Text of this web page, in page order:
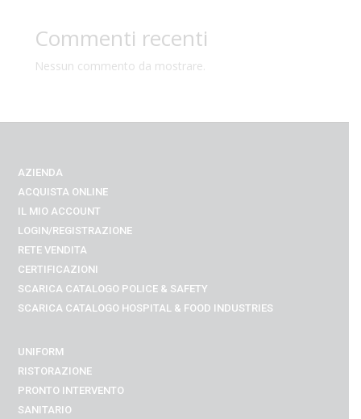
Commenti recenti
Nessun commento da mostrare.
AZIENDA
ACQUISTA ONLINE
IL MIO ACCOUNT
LOGIN/REGISTRAZIONE
RETE VENDITA
CERTIFICAZIONI
SCARICA CATALOGO POLICE & SAFETY
SCARICA CATALOGO HOSPITAL & FOOD INDUSTRIES
UNIFORM
RISTORAZIONE
PRONTO INTERVENTO
SANITARIO